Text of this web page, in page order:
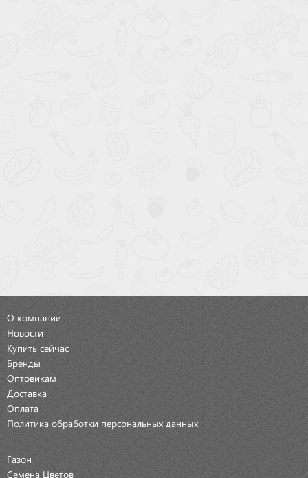
О компании
Новости
Купить сейчас
Бренды
Оптовикам
Доставка
Оплата
Политика обработки персональных данных
Газон
Семена Цветов